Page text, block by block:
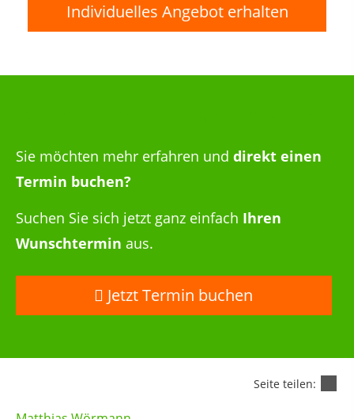
Individuelles Angebot erhalten
Sie möchten mehr erfahren und direkt einen
Termin buchen?
Suchen Sie sich jetzt ganz einfach Ihren
Wunschtermin aus.
Jetzt Termin buchen
Seite teilen: